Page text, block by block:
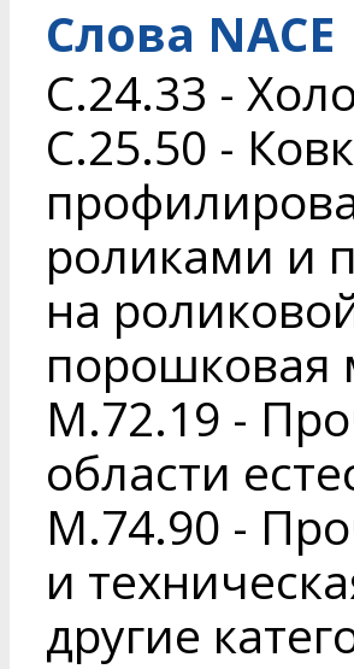
Слова NACE
C.24.33 -
C.25.50 -
роликами и
на
порошковая
M.72.19 -
области
M.74.90 -
и
другие